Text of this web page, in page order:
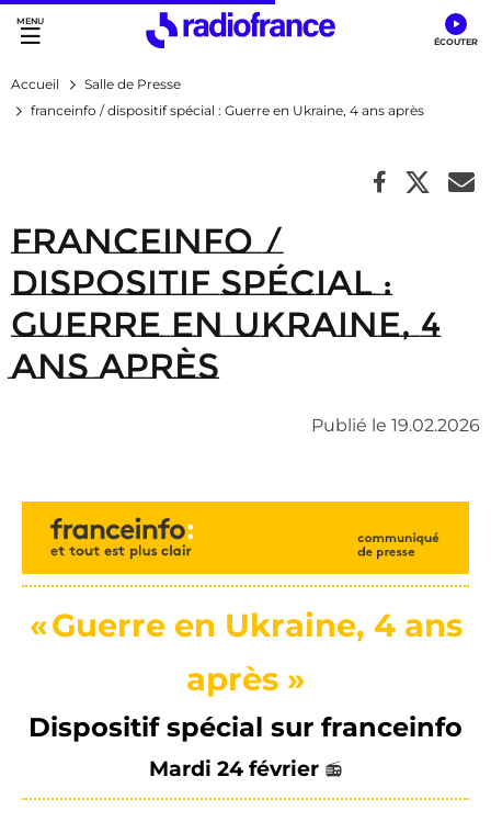
Accès direct :
Menu principal
Contenu
Accueil
Salle de Presse
franceinfo / dispositif spécial : Guerre en Ukraine, 4 ans après
franceinfo /
dispositif spécial :
Guerre en Ukraine, 4
ans après
Publié le 19.02.2026
«Guerre en Ukraine, 4 ans
après »
Dispositif spécial sur franceinfo
Mardi 24 février 📻